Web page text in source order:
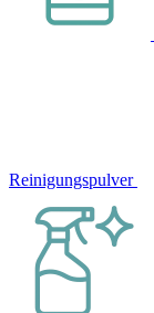
Reinigungspulver